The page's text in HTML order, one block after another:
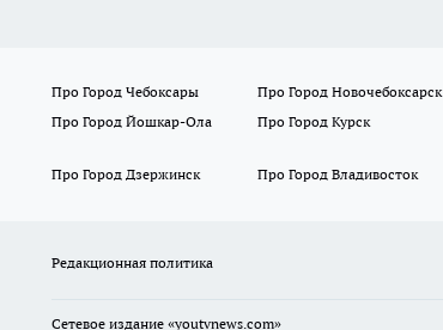
Про Город Чебоксары Про Город Новочебоксарск
Про Город Йошкар-Ола
Про Город Курск
Про Город Дзержинск
Про Город Владивосток
Редакционная политика
Сетевое издание «youtvnews.com»